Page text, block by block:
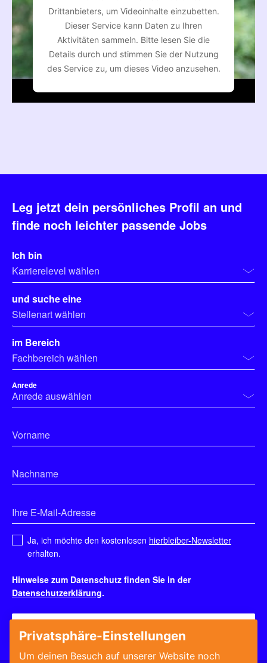
Drittanbieters, um Videoinhalte einzubetten.
Dieser Service kann Daten zu Ihren
Aktivitäten sammeln. Bitte lesen Sie die
Details durch und stimmen Sie der Nutzung
des Service zu, um dieses Video anzusehen.
Mehr Informationen
Leg jetzt dein persönliches Profil an und
finde noch leichter passende Jobs
Ich bin
Karrierelevel wählen
und suche eine
Stellenart wählen
im Bereich
Fachbereich wählen
Anrede
Ja, ich möchte den kostenlosen hierbleiber-Newsletter
erhalten.
Hinweise zum Datenschutz finden Sie in der
Datenschutzerklärung.
Bewerberprofil anlegen